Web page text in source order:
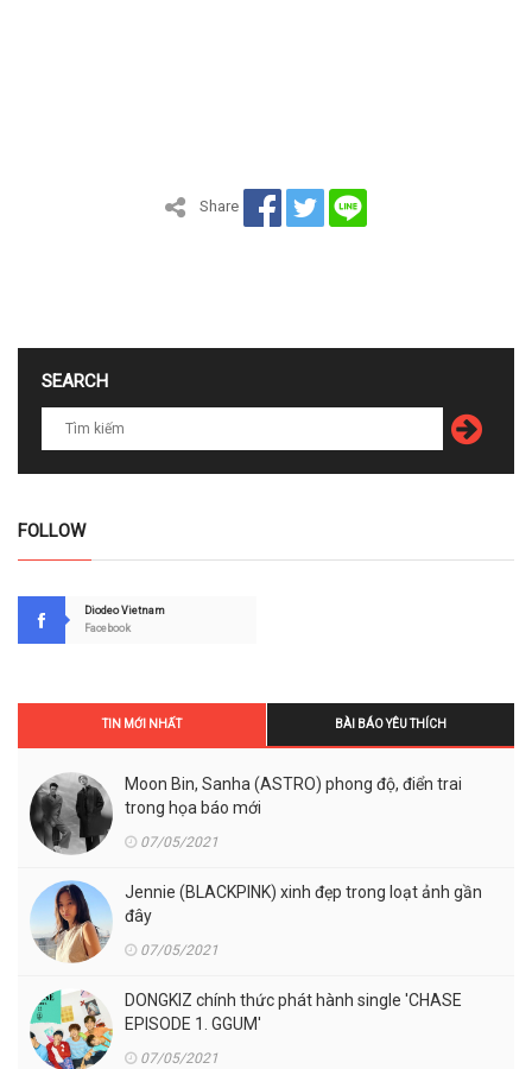
Share
SEARCH
FOLLOW
Diodeo Vietnam
Facebook
TIN MỚI NHẤT BÀI BÁO YÊU THÍCH
Moon Bin, Sanha (ASTRO) phong độ, điển trai
trong họa báo mới
07/05/2021
Jennie (BLACKPINK) xinh đẹp trong loạt ảnh gần
đây
07/05/2021
DONGKIZ chính thức phát hành single 'CHASE
EPISODE 1. GGUM'
07/05/2021